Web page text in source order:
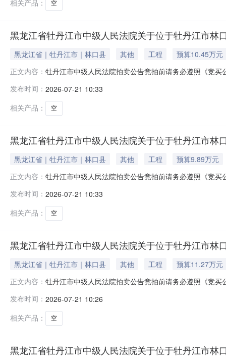
相关产品： 空
黑龙江省牡丹江市中级人民法院关于位于牡丹江市
黑龙江省｜牡丹江市｜林口县 其他 工程
预算10.45万元
正文内容： 牡丹江市中级人民法院拍卖公告竞拍前请务必遵照《竞
外）在牡丹江市中级人民法院拍卖网络平台上进行公开
发布时间： 2026-07-21 10:33
相关产品：
空
黑龙江省牡丹江市中级人民法院关于位于牡丹江市
黑龙江省｜牡丹江市｜林口县 其他 工程
预算9.89万元
正文内容： 牡丹江市中级人民法院拍卖公告竞拍前请务必遵照《竞
外）在牡丹江市中级人民法院拍卖网络平台上进行公开
发布时间： 2026-07-21 10:33
相关产品：
空
黑龙江省牡丹江市中级人民法院关于位于牡丹江市
黑龙江省｜牡丹江市｜林口县 其他 工程
预算11.27万元
正文内容： 牡丹江市中级人民法院拍卖公告竞拍前请务必遵照《竞
外）在牡丹江市中级人民法院拍卖网络平台上进行公开
发布时间： 2026-07-21 10:26
相关产品：
空
黑龙江省牡丹江市中级人民法院关于位于牡丹江市